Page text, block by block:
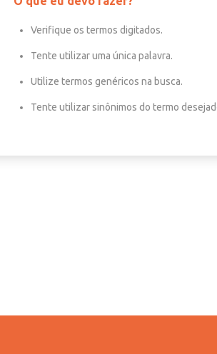
Verifique os termos digitados.
Tente utilizar uma única palavra.
Utilize termos genéricos na busca.
Tente utilizar sinônimos do termo